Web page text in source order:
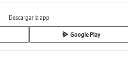
Descargar la app
Google Play